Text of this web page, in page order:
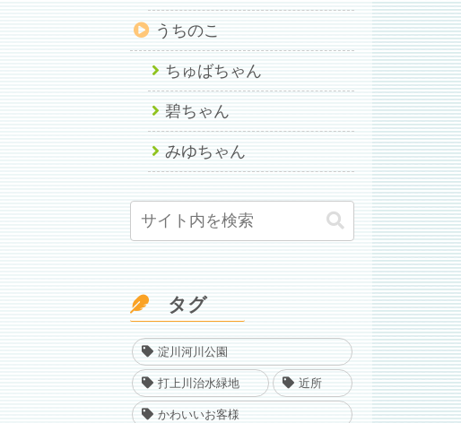
うちのこ
ちゅばちゃん
碧ちゃん
みゆちゃん
タグ
淀川河川公園
打上川治水緑地 近所
かわいいお客様